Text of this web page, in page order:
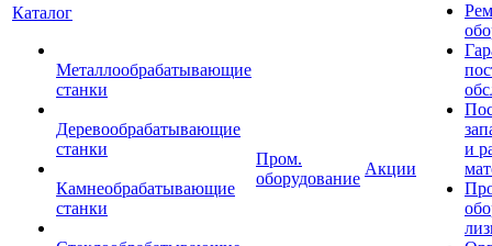
Каталог
Металлообрабатывающие
станки
Деревообрабатывающие
станки
Камнеобрабатывающие
станки
Пром.
оборудование
Акции
и